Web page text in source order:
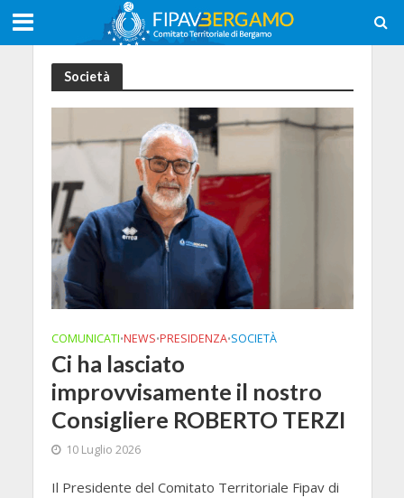
Società
COMUNICATI•NEWS•PRESIDENZA•SOCIETÀ
Ci ha lasciato
improvvisamente il nostro
Consigliere ROBERTO TERZI
10 Luglio 2026
Il Presidente del Comitato Territoriale Fipav di